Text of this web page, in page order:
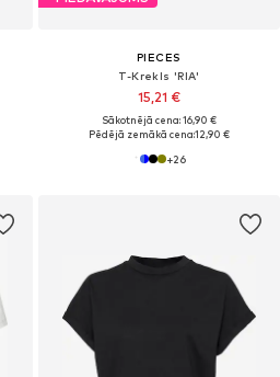
PIECES
T-Krekls 'RIA'
15,21 €
Sākotnējā cena: 16,90 €
Pēdējā zemākā cena:12,90 €
+26